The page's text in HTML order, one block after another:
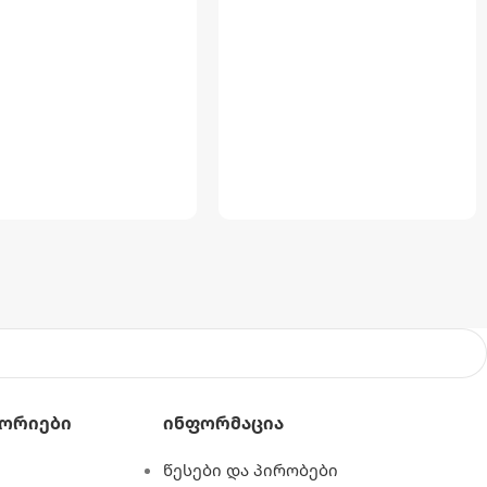
კატრიჯი
ᲐᲥᲡᲔᲡᲣᲐᲠᲔᲑᲘ
Ინფორმაცია
წესები და პირობები